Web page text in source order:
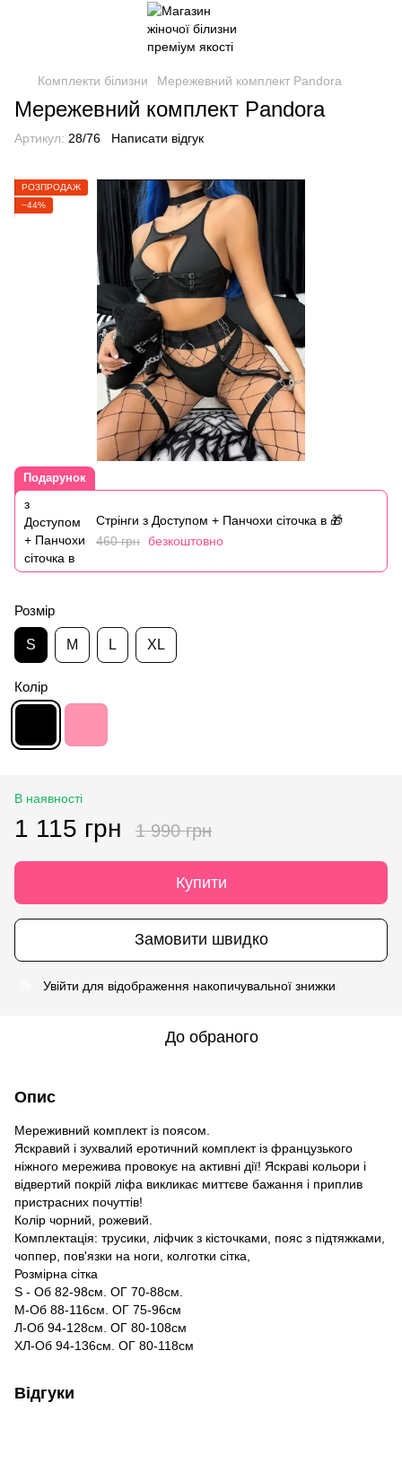
Комплекти білизни Мережевний комплект Pandora
Мережевний комплект Pandora
Артикул: 28/76 Написати відгук
РОЗПРОДАЖ
−44%
Подарунок
Стрінги з Доступом + Панчохи сіточка в 🎁
460 грн безкоштовно
Розмір
S M L XL
Колір
В наявності
1 115 грн 1 990 грн
Купити
Замовити швидко
Увійти для відображення накопичувальної знижки
До обраного
Опис
Мереживний комплект із поясом.
Яскравий і зухвалий еротичний комплект із французького
ніжного мережива провокує на активні дії! Яскраві кольори і
відвертий покрій ліфа викликає миттєве бажання і приплив
пристрасних почуттів!
Колір чорний, рожевий.
Комплектація: трусики, ліфчик з кісточками, пояс з підтяжками,
чоппер, пов'язки на ноги, колготки сітка,
Розмірна сітка
S - Об 82-98см. ОГ 70-88см.
M-Об 88-116см. ОГ 75-96см
Л-Об 94-128см. ОГ 80-108см
ХЛ-Об 94-136см. ОГ 80-118см
Відгуки